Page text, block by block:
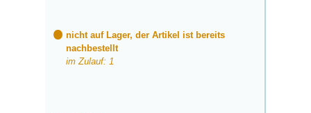
nicht auf Lager, der Artikel ist bereits
nachbestellt
im Zulauf: 1